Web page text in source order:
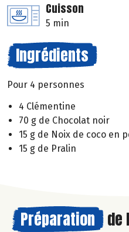
Cuisson
5 min
Ingrédients
Pour 4 personnes
4 Clémentine
70 g de Chocolat noir
15 g de Noix de coco en
15 g de Pralin
Préparation de